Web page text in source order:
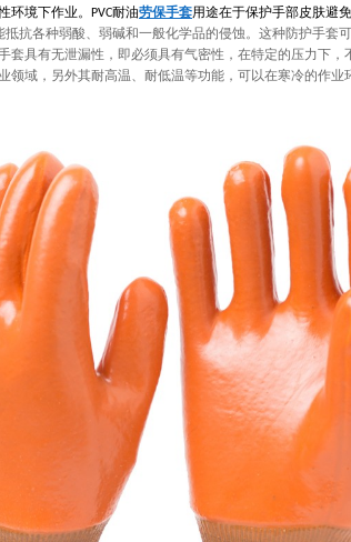
防化学手套
雨衣接袖手套
长款浸胶手套
环境下作业。
PVC耐油劳保手套用途在于保护手部皮肤避
抵抗各种弱酸、弱碱和一般化学品的侵蚀。这种防护手套
具有无泄漏性，即必须具有气密性，在特定的压力下，
域，另外其耐高温、耐低温等功能，可以在寒冷的作业